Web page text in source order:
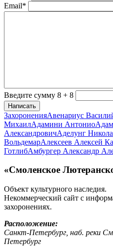
Email*
Введите сумму 8 + 8
Написать
ЗахороненияАвенариус
МихаилАдамини Антонио
АлександровичАделунг
ВольдемарАлексеев Алексей
ГотлибАмбургер Александр
«Смоленское
Объект культурного наследия.
Некоммерческий сайт с
захоронениях.
Расположение:
Санкт-Петербург, наб. реки
Петербург